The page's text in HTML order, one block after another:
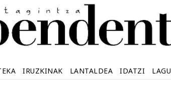
IRUZKINAK LANTALDEA IDATZI